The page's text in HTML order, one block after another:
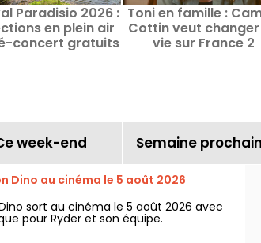
Paradisio 2026 :
en plein air
concert gratuits
Toni en famille :
Cottin veut
vie sur France 2
week-end Semaine
Dino au cinéma le 5 août 2026
sort au cinéma le 5 août 2026 avec
pour Ryder et son équipe.